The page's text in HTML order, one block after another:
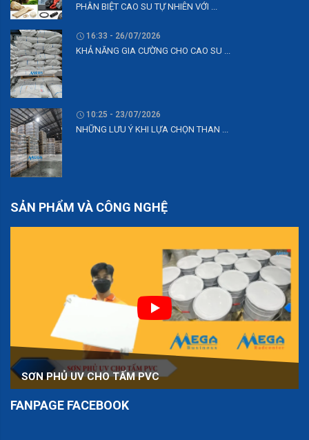
PHÂN BIỆT CAO SU TỰ NHIÊN VỚI ...
16:33 - 26/07/2026
KHẢ NĂNG GIA CƯỜNG CHO CAO SU ...
10:25 - 23/07/2026
NHỮNG LƯU Ý KHI LỰA CHỌN THAN ...
SẢN PHẨM VÀ CÔNG NGHỆ
SƠN PHỦ UV CHO TẤM PVC
FANPAGE FACEBOOK